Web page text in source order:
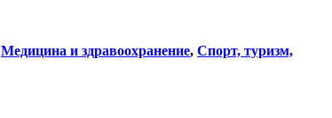
Медицина и здравоохранение, Спорт, туризм,